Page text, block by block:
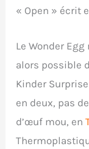
« Open » écrit
Le Wonder
alors possible
Kinder
en deux, pas
d’œuf mou, en